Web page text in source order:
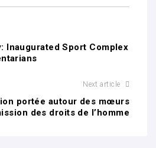
Inaugurated Sport Complex
Next article
portée autour des mœurs
des droits de l’homme